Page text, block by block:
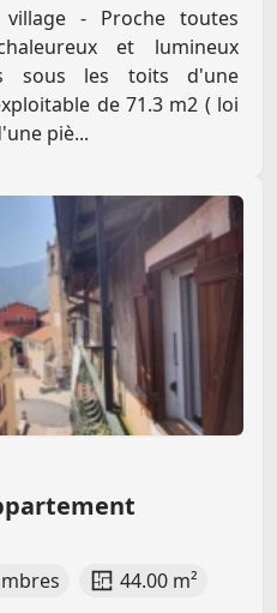
- Proche toutes
et lumineux
sous les toits d'une
de 71.3 m2 ( loi
piè...
44.00 m²